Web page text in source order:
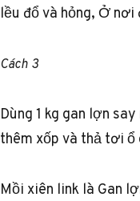
lều đổ và hỏng, Ở
Cách 3
Dùng 1 kg gan lợn
thêm xốp và thả tơi ổ
Mồi xiên link là Gan